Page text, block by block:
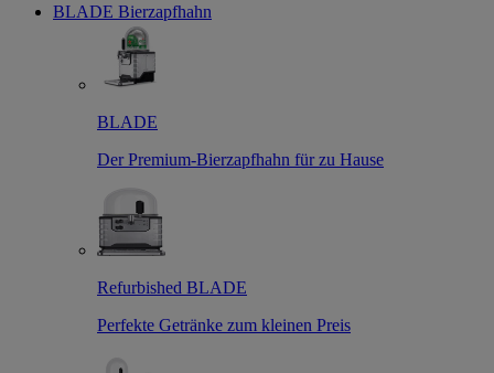
BLADE Bierzapfhahn
BLADE
Der Premium-Bierzapfhahn für zu Hause
Refurbished BLADE
Perfekte Getränke zum kleinen Preis